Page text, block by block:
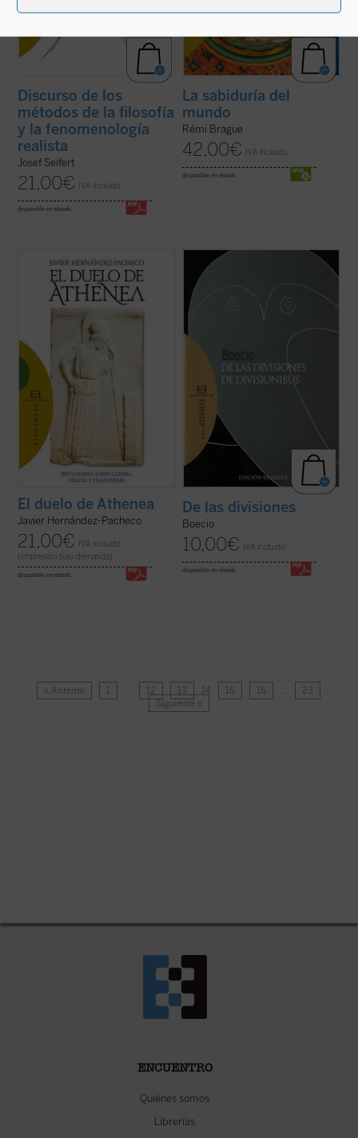
Discurso de los
métodos de la filosofía
y la fenomenología
realista
Josef Seifert
21,00€ IVA incluido
disponible en ebook:
La sabiduría del
mundo
Rémi Brague
42,00€ IVA incluido
disponible en ebook:
El pacifismo se ha convertido en un
postulado de nuestra autoconciencia
moral. Con grave daño para esa
autoconciencia, pues en la indiferencia
frente a toda agresión ese pacifismo
socava las bases comunitarias sobre las
que se asienta la libertad ...
El duelo de Athenea
Javier Hernández-Pacheco
21,00€
IVA incluido
(Impresión bajo demanda)
disponible en ebook:
Edición bilingüe.
«Boecio roza en esta obra, como
corresponde a un introductor y a un lógico,
un profundo problema metafísico como es
si las clasificaciones que hacemos para
con una partición ...
De las divisiones
Boecio
10,00€ IVA incluido
disponible en ebook:
« Anterior 1 … 12 13 14 15 16 …
23
Siguiente »
ENCUENTRO
Quiénes somos
Librerías